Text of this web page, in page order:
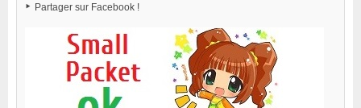
Partager sur Facebook !